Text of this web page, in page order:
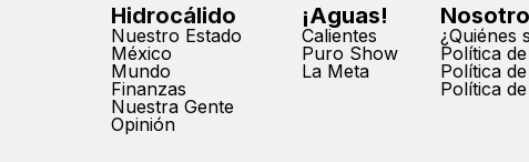
Hidrocálido
Nuestro Estado
México
Mundo
Finanzas
Nuestra Gente
Opinión
¡Aguas!
Calientes
Puro Show
La Meta
¿Quiénes
Política
Política
Política